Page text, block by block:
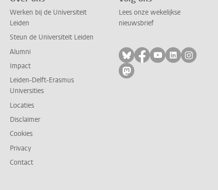
Werken bij de Universiteit
Leiden
Steun de Universiteit Leiden
Alumni
Impact
Leiden-Delft-Erasmus
Universities
Locaties
Disclaimer
Cookies
Privacy
Contact
Lees onze wekelijkse
nieuwsbrief
Volg ons op bluesky
Volg ons op
Volg ons op
Volg ons
Volg
Volg ons op mastodon